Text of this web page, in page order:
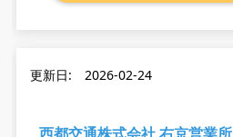
更新日: 2026-02-24